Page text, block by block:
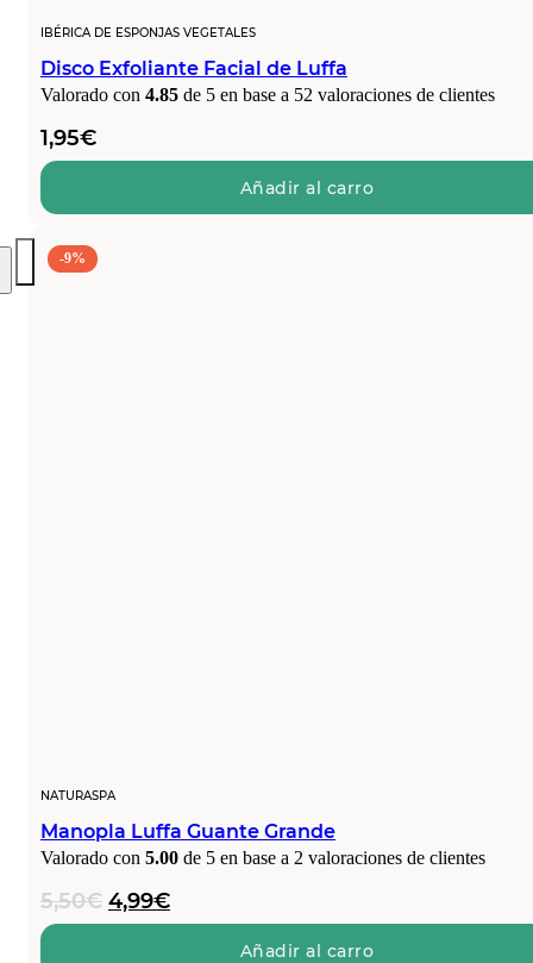
IBÉRICA DE ESPONJAS VEGETALES
Disco Exfoliante Facial de Luffa
Valorado con 4.85 de 5 en base a 52 valoraciones de clientes
1,95€
Añadir al carro
-9%
NATURASPA
Manopla Luffa Guante Grande
Valorado con 5.00 de 5 en base a 2 valoraciones de clientes
5,50€ El
precio
4,99€El
precio
Añadir al carro